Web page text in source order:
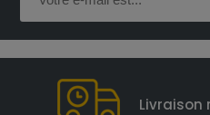
Livraison